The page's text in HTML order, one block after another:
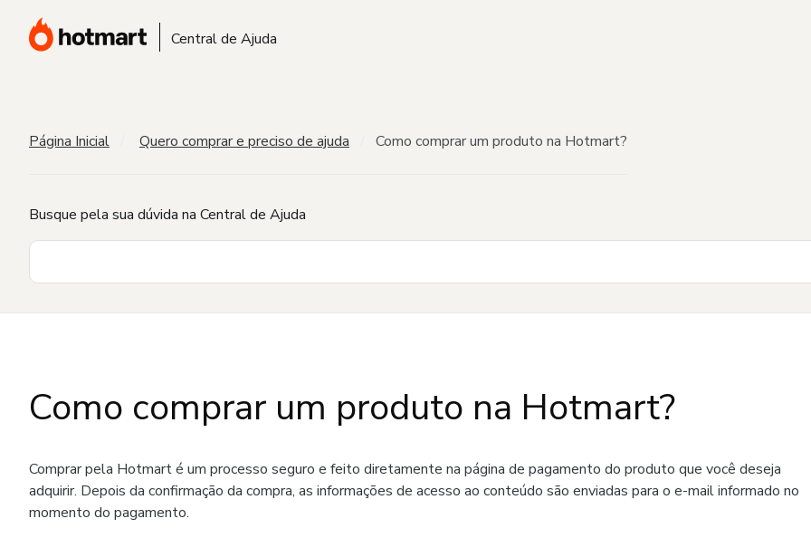
Central de Ajuda
Página Inicial Quero comprar e preciso de ajuda Como comprar um produto na Hotmart?
Busque pela sua dúvida na Central de Ajuda
Como comprar um produto na Hotmart?
Comprar pela Hotmart é um processo seguro e feito diretamente na página de pagamento do produto que você deseja
adquirir. Depois da confirmação da compra, as informações de acesso ao conteúdo são enviadas para o e-mail informado no
momento do pagamento.